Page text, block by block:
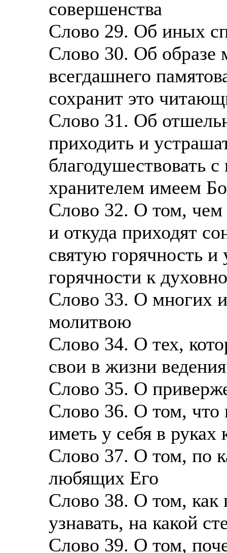
совершенства
Слово 29. Об иных
Слово 30. Об образе
всегдашнего
сохранит это
Слово 31. Об
приходить и
благодушествовать
хранителем имеем
Слово 32. О том, чем
и откуда приходят
святую горячность
горячности к
Слово 33. О многих
молитвою
Слово 34. О тех,
свои в жизни ведения
Слово 35. О
Слово 36. О том, что
иметь у себя в
Слово 37. О том, по
любящих Его
Слово 38. О том, как
узнавать, на какой
Слово 39. О том,